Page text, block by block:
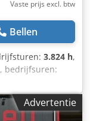
Vaste prijs excl. btw
Bellen
3.824 h,
bedrijfsuren:
Variocontrol,
Duitse machine,
inzetbaar. Op
Advertentie